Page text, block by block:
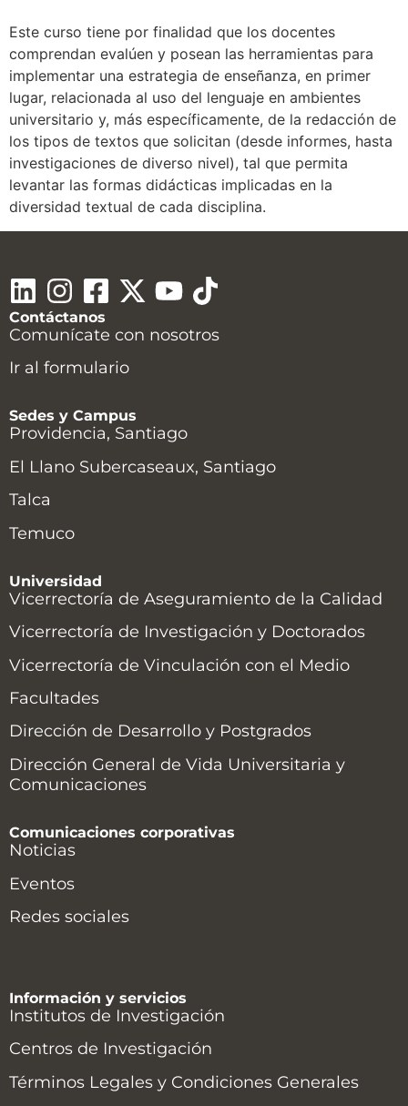
Este curso tiene por finalidad que los docentes
comprendan evalúen y posean las herramientas para
implementar una estrategia de enseñanza, en primer
lugar, relacionada al uso del lenguaje en ambientes
universitario y, más específicamente, de la redacción de
los tipos de textos que solicitan (desde informes, hasta
investigaciones de diverso nivel), tal que permita
levantar las formas didácticas implicadas en la
diversidad textual de cada disciplina.
Contáctanos
Comunícate con nosotros
Ir al formulario
Sedes y Campus
Providencia, Santiago
El Llano Subercaseaux, Santiago
Talca
Temuco
Universidad
Vicerrectoría de Aseguramiento de la Calidad
Vicerrectoría de Investigación y Doctorados
Vicerrectoría de Vinculación con el Medio
Facultades
Dirección de Desarrollo y Postgrados
Dirección General de Vida Universitaria y
Comunicaciones
Comunicaciones corporativas
Noticias
Eventos
Redes sociales
Información y servicios
Institutos de Investigación
Centros de Investigación
Términos Legales y Condiciones Generales